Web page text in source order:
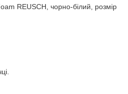
REUSCH, чорно-білий, розмір